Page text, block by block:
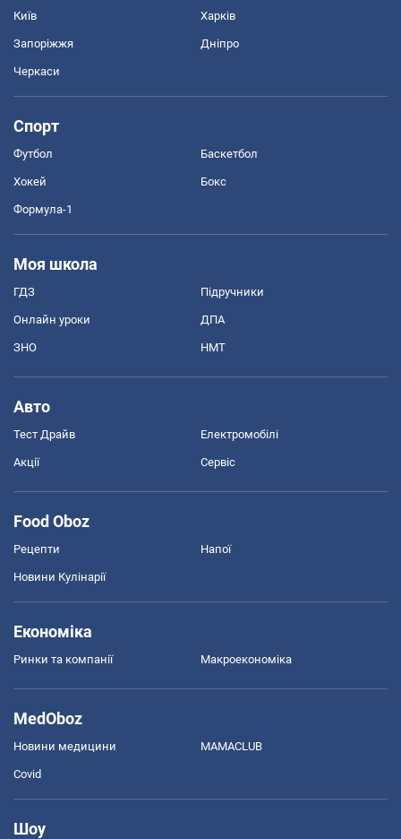
Київ Харків
Запоріжжя Дніпро
Черкаси
Спорт
Футбол Баскетбол
Хокей Бокс
Формула-1
Моя школа
ГДЗ Підручники
Онлайн уроки ДПА
ЗНО НМТ
Авто
Тест Драйв Електромобілі
Акції Сервіс
Food Oboz
Рецепти Напої
Новини Кулінарії
Економіка
Ринки та компанії Макроекономіка
MedOboz
Новини медицини MAMACLUB
Covid
Шоу